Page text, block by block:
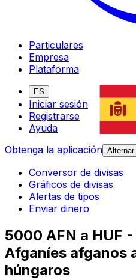
Particulares
Empresa
Plataforma
ES
Iniciar sesión
Registrarse
Ayuda
Obtenga la aplicación
Conversor de divisas
Gráficos de divisas
Alertas de tipos
Enviar dinero
5000 AFN a HUF
Afganíes afganos
húngaros